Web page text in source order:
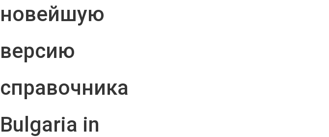
новейшую
версию
справочника
Bulgaria in